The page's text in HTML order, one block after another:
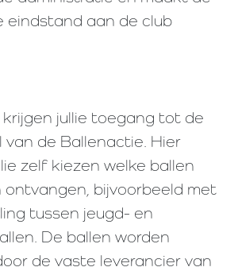
eindstand aan de club
jullie toegang tot de
van de Ballenactie. Hier
zelf kiezen welke ballen
ontvangen, bijvoorbeeld met
tussen jeugd- en
De ballen worden
de vaste leverancier van